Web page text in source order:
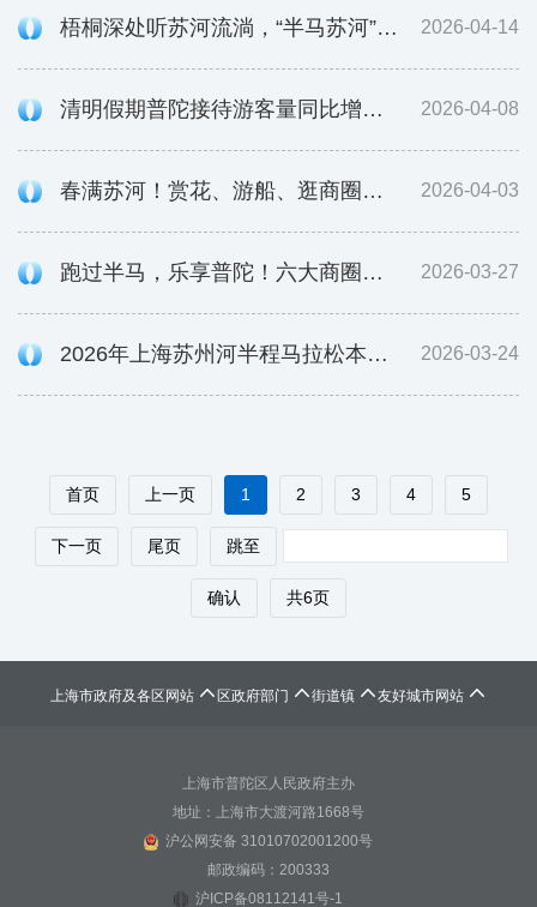
梧桐深处听苏河流淌，“半马苏河”文创入驻武康大楼 2026-04-14
清明假期普陀接待游客量同比增长49.4%，苏州河游船24小时两破纪录 2026-04-08
春满苏河！赏花、游船、逛商圈，一站式打卡 2026-04-03
跑过半马，乐享普陀！六大商圈请你吃饭、看电影、做按摩 2026-03-27
2026年上海苏州河半程马拉松本周六开跑！这份交通管制通告请收好 2026-03-24
首页 上一页 1 2 3 4 5
下一页 尾页 跳至
确认 共6页
上海市政府及各区网站  区政府部门 街道镇 友好城市网站 
上海市普陀区人民政府主办
地址：上海市大渡河路1668号
沪公网安备 31010702001200号
邮政编码：200333
沪ICP备08112141号-1